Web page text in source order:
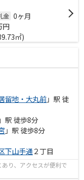
金 0ヶ月
円
㎡)
留地・大丸前」駅 徒
」駅 徒歩8分
」駅 徒歩8分
下山手通２丁目
り、アクセスが便利で